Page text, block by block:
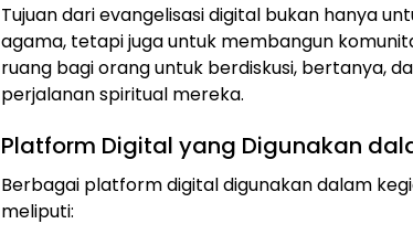
Tujuan dari evangelisasi digital bukan hanya
agama, tetapi juga untuk membangun
ruang bagi orang untuk berdiskusi, bertanya,
perjalanan spiritual mereka.
Platform Digital yang Digunakan
Berbagai platform digital digunakan dalam
meliputi: